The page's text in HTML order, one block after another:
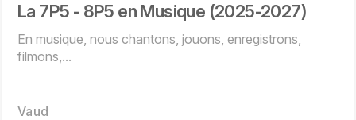
La 7P5 - 8P5 en Musique (2025-2027)
En musique, nous chantons, jouons, enregistrons,
filmons,...
Vaud